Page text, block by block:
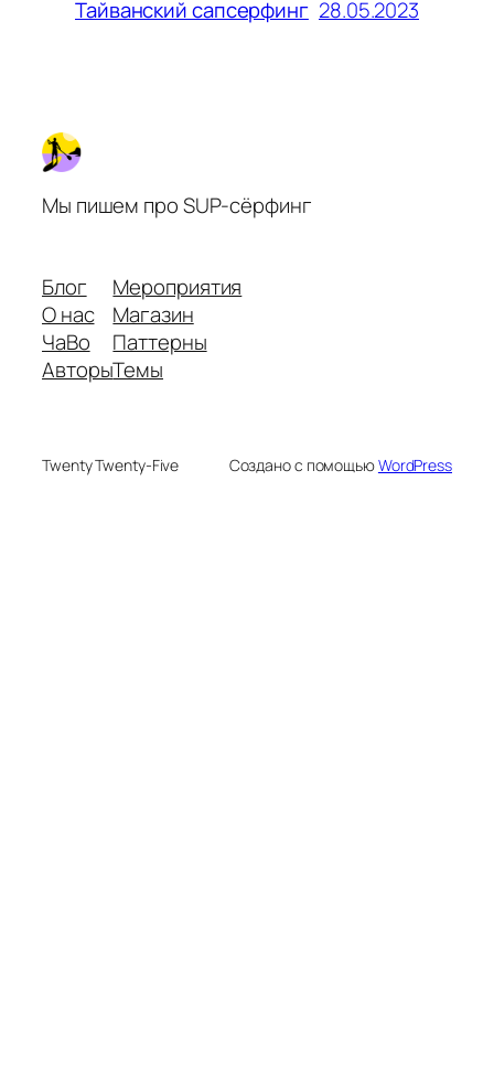
Тайванский сапсерфинг 28.05.2023
Мы пишем про SUP-сёрфинг
Блог
О нас
ЧаВо
Авторы
Мероприятия
Магазин
Паттерны
Темы
Twenty Twenty-Five Создано с помощьюWordPress